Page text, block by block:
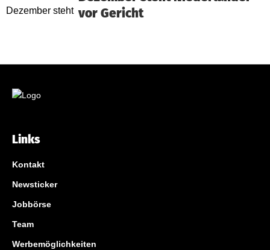
vor Gericht
Links
Kontakt
Newsticker
Jobbörse
Team
Werbemöglichkeiten